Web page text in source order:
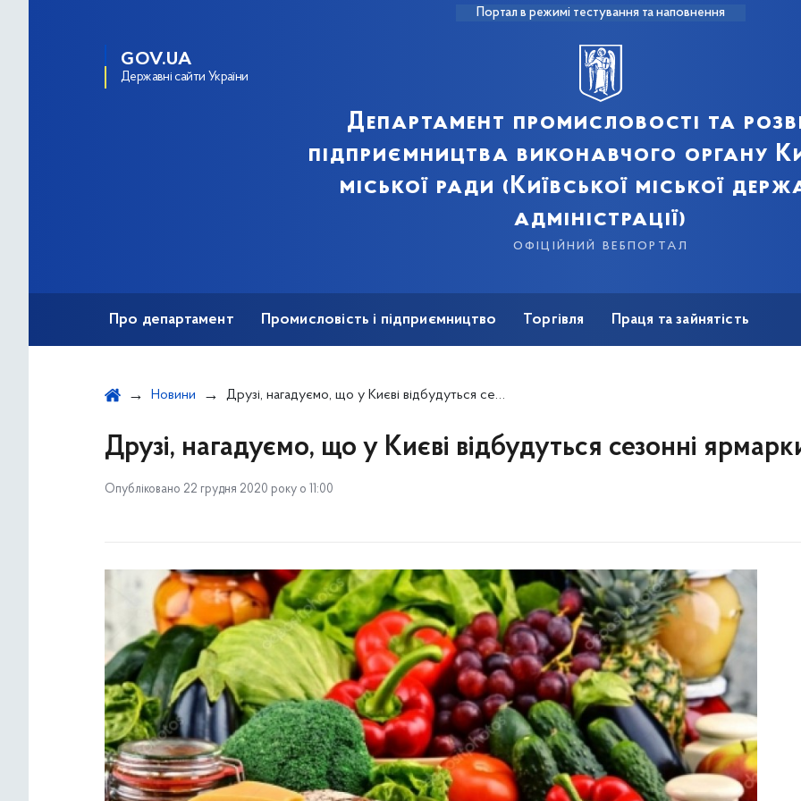
Портал в режимі тестування та наповнення
GOV.UA
Державні сайти України
Департамент промисловості та
підприємництва виконавчого органу
міської ради (Київської міської
адміністрації)
офіційний вебпортал
Про департамент Промисловість і підприємництво Торгівля Праця та зайнятість
Новини Друзі, нагадуємо, що у Києві відбудуться сезонні ярмарки.
Друзі, нагадуємо, що у Києві відбудуться сезонні
Опубліковано 22 грудня 2020 року о 11:00